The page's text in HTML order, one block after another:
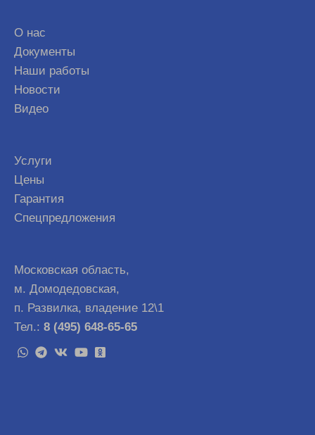
О нас
Документы
Наши работы
Новости
Видео
Услуги
Цены
Гарантия
Спецпредложения
Московская область,
м. Домодедовская,
п. Развилка, владение 12\1
Тел.: 8 (495) 648-65-65